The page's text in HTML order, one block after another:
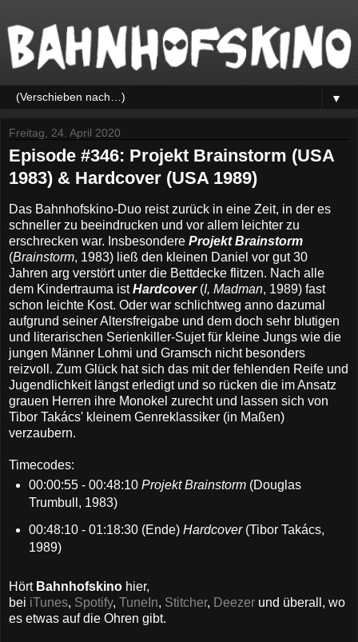
▼
Freitag, 24. April 2020
Episode #346: Projekt Brainstorm (USA
1983) & Hardcover (USA 1989)
Das Bahnhofskino-Duo reist zurück in eine Zeit, in der es
schneller zu beeindrucken und vor allem leichter zu
erschrecken war. Insbesondere Projekt Brainstorm
(Brainstorm, 1983) ließ den kleinen Daniel vor gut 30
Jahren arg verstört unter die Bettdecke flitzen. Nach alle
dem Kindertrauma istHardcover(I, Madman, 1989) fast
schon leichte Kost. Oder war schlichtweg anno dazumal
aufgrund seiner Altersfreigabe und dem doch sehr blutigen
und literarischen Serienkiller-Sujet für kleine Jungs wie die
jungen Männer Lohmi und Gramsch nicht besonders
reizvoll. Zum Glück hat sich das mit der fehlenden Reife und
Jugendlichkeit längst erledigt und so rücken die im Ansatz
grauen Herren ihre Monokel zurecht und lassen sich von
Tibor Takács' kleinem Genreklassiker (in Maßen)
verzaubern.
Timecodes:
00:00:55 - 00:48:10 Projekt Brainstorm(Douglas
Trumbull, 1983)
00:48:10 - 01:18:30 (Ende) Hardcover(Tibor Takács,
1989)
Hört Bahnhofskino hier,
bei iTunes, Spotify, TuneIn, Stitcher, Deezer und überall, wo
es etwas auf die Ohren gibt.